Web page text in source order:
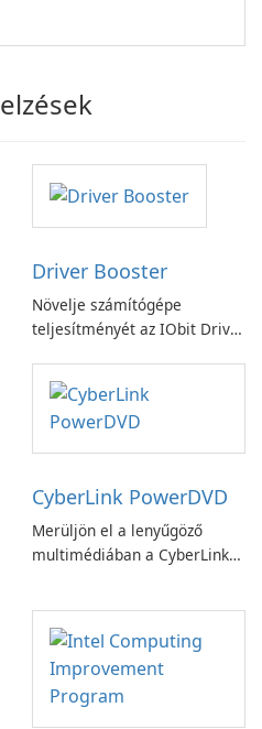
Driver Booster
Növelje számítógépe
teljesítményét az IObit Driver
CyberLink PowerDVD
Merüljön el a lenyűgöző
multimédiában a CyberLink